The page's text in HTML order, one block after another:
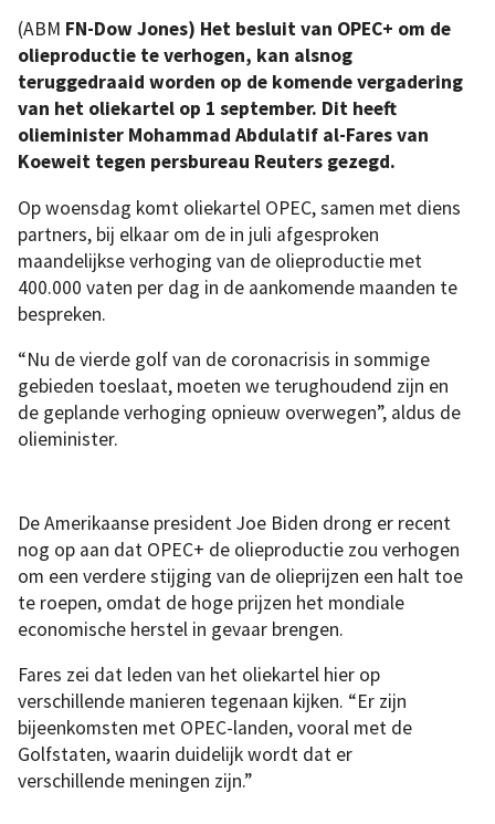
(ABM FN-Dow Jones) Het besluit van OPEC+ om de
olieproductie te verhogen, kan alsnog
teruggedraaid worden op de komende vergadering
van het oliekartel op 1 september. Dit heeft
olieminister Mohammad Abdulatif al-Fares van
Koeweit tegen persbureau Reuters gezegd.
Op woensdag komt oliekartel OPEC, samen met diens
partners, bij elkaar om de in juli afgesproken
maandelijkse verhoging van de olieproductie met
400.000 vaten per dag in de aankomende maanden te
bespreken.
“Nu de vierde golf van de coronacrisis in sommige
gebieden toeslaat, moeten we terughoudend zijn en
de geplande verhoging opnieuw overwegen”, aldus de
olieminister.
De Amerikaanse president Joe Biden drong er recent
nog op aan dat OPEC+ de olieproductie zou verhogen
om een verdere stijging van de olieprijzen een halt toe
te roepen, omdat de hoge prijzen het mondiale
economische herstel in gevaar brengen.
Fares zei dat leden van het oliekartel hier op
verschillende manieren tegenaan kijken. “Er zijn
bijeenkomsten met OPEC-landen, vooral met de
Golfstaten, waarin duidelijk wordt dat er
verschillende meningen zijn.”